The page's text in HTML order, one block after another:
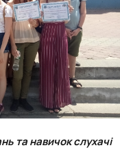
та навичок слухачі